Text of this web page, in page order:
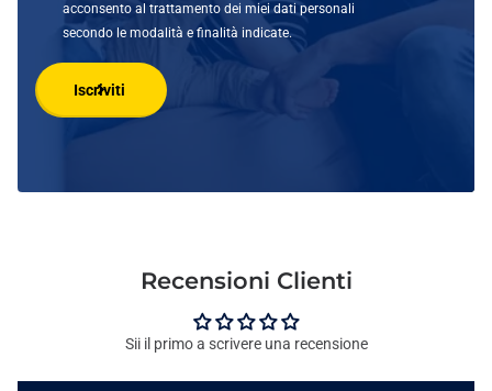
acconsento al trattamento dei miei dati personali
secondo le modalità e finalità indicate.
Iscriviti
Recensioni Clienti
Sii il primo a scrivere una recensione